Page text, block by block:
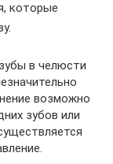
которые
в челюсти
возможно
зубов или